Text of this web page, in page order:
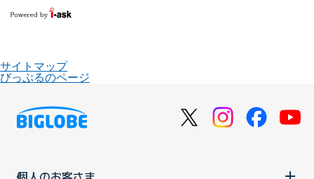
サイトマップ
びっぷるのページ